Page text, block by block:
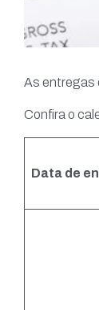
As entregas
Confira o
Data de